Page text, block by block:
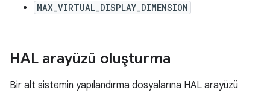
MAX_VIRTUAL_DISPLAY_DIMENSION
HAL arayüzü oluşturma
Bir alt sistemin yapılandırma dosyalarına HAL arayüzü